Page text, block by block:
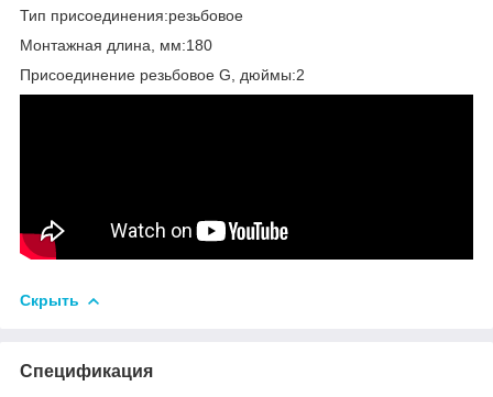
Тип присоединения:резьбовое
Монтажная длина, мм:180
Присоединение резьбовое G, дюймы:2
Скрыть
Спецификация